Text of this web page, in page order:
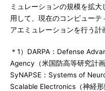
ミュレーションの規模を拡
用して、現在のコンピュー
アエミュレーションを行う計
＊1）DARPA：Defense
Agency（米国防高等研究計画
SyNAPSE：Systems of
Scalable Electronics（神経形